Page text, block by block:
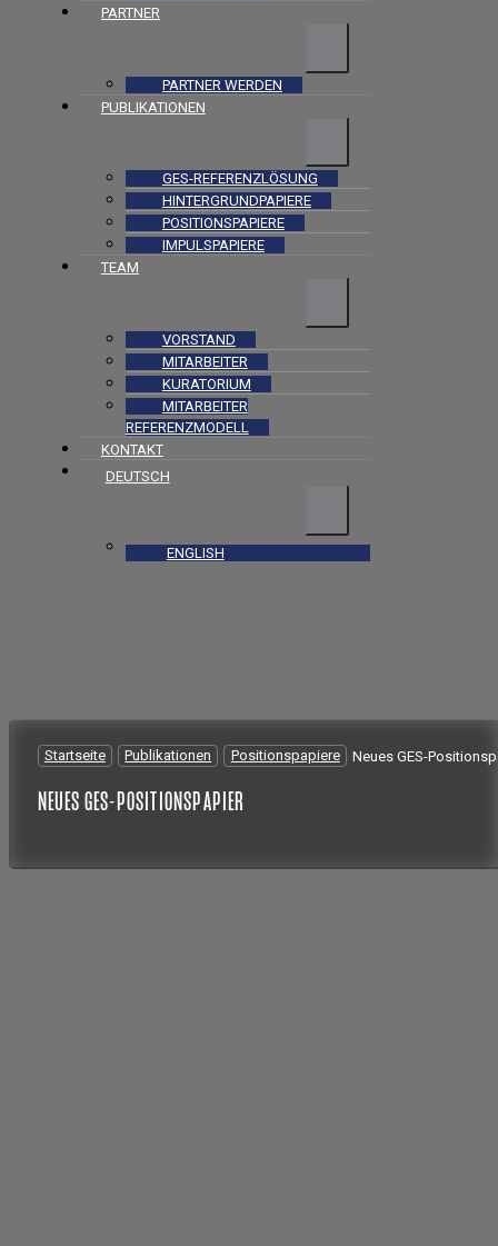
PARTNER
PARTNER WERDEN
PUBLIKATIONEN
GES-REFERENZLÖSUNG
HINTERGRUNDPAPIERE
POSITIONSPAPIERE
IMPULSPAPIERE
TEAM
VORSTAND
MITARBEITER
KURATORIUM
MITARBEITER
REFERENZMODELL
KONTAKT
DEUTSCH
ENGLISH
Startseite / Publikationen / Positionspapiere /Neues GES-
NEUES GES-POSITIONSPAPIER